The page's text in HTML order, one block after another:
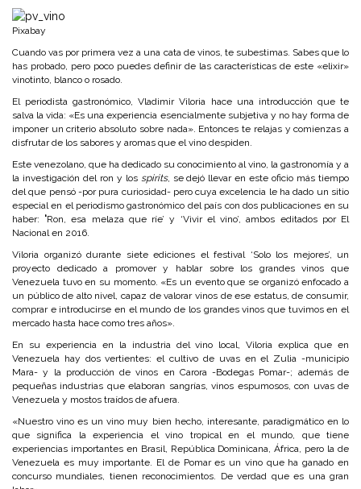
Pixabay
Cuando vas por primera vez a una cata de vinos, te subestimas. Sabes que lo
has probado, pero poco puedes definir de las características de este «elixir»
vinotinto, blanco o rosado.
El periodista gastronómico, Vladimir Viloria hace una introducción que te
salva la vida: «Es una experiencia esencialmente subjetiva y no hay forma de
imponer un criterio absoluto sobre nada». Entonces te relajas y comienzas a
disfrutar de los sabores y aromas que el vino despiden.
Este venezolano, que ha dedicado su conocimiento al vino, la gastronomía y a
la investigación del ron y los spirits, se dejó llevar en este oficio más tiempo
del que pensó -por pura curiosidad- pero cuya excelencia le ha dado un sitio
especial en el periodismo gastronómico del país con dos publicaciones en su
haber: ‘Ron, esa melaza que ríe’ y ‘Vivir el vino’, ambos editados por El
Nacional en 2016.
Viloria organizó durante siete ediciones el festival ‘Solo los mejores’, un
proyecto dedicado a promover y hablar sobre los grandes vinos que
Venezuela tuvo en su momento. «Es un evento que se organizó enfocado a
un público de alto nivel, capaz de valorar vinos de ese estatus, de consumir,
comprar e introducirse en el mundo de los grandes vinos que tuvimos en el
mercado hasta hace como tres años».
En su experiencia en la industria del vino local, Viloria explica que en
Venezuela hay dos vertientes: el cultivo de uvas en el Zulia -municipio
Mara- y la producción de vinos en Carora -Bodegas Pomar-; además de
pequeñas industrias que elaboran sangrías, vinos espumosos, con uvas de
Venezuela y mostos traídos de afuera.
«Nuestro vino es un vino muy bien hecho, interesante, paradigmático en lo
que significa la experiencia el vino tropical en el mundo, que tiene
experiencias importantes en Brasil, República Dominicana, África, pero la de
Venezuela es muy importante. El de Pomar es un vino que ha ganado en
concurso mundiales, tienen reconocimientos. De verdad que es una gran